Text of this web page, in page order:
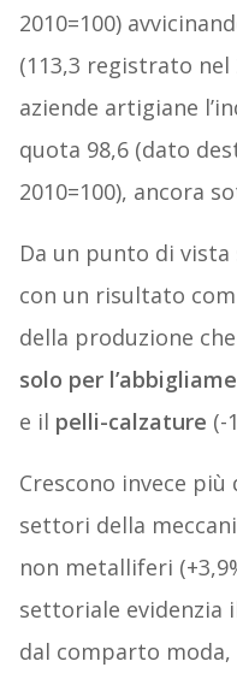
2010=100)
(113,3 registrato
aziende artigiane
quota 98,6 (dato
2010=100), ancora
Da un punto di
con un risultato
della produzione
solo per
e il pelli-calzature (-
Crescono invece
settori della
non metalliferi
settoriale evidenzia
dal comparto